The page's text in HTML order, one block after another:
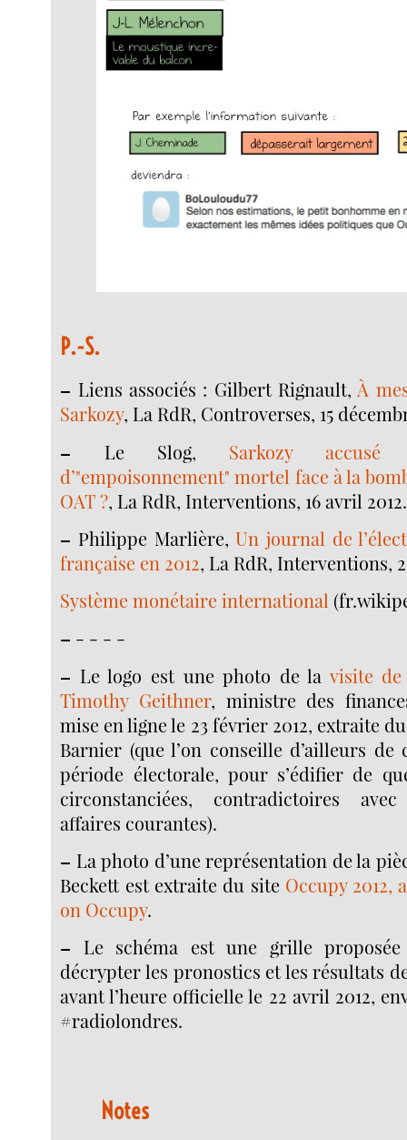
P.-S.
– Liens associés : Gilbert Rignault,À
Sarkozy, La RdR, Controverses, 15
– Le Slog, Sarkozy
d’"empoisonnement" mortel face à la
OAT ?, La RdR, Interventions, 16 avril 2012.
– Philippe Marlière,Un journal de
française en 2012, La RdR, Interventions,
Système monétaire international
– - - - -
– Le logo est une photo de la visite
Timothy Geithner, ministre des
mise en ligne le 23 février 2012, extraite
Barnier (que l’on conseille d’ailleurs de
période électorale, pour s’édifier de
circonstanciées, contradictoires
affaires courantes).
– La photo d’une représentation de la
Beckett est extraite du site Occupy 2012,
on Occupy.
– Le schéma est une grille
décrypter les pronostics et les résultats
avant l’heure officielle le 22 avril 2012,
#radiolondres.
Notes